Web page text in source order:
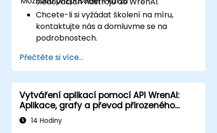
Chcete-li si vyžádat školení na míru,
kontaktujte nás a domluvme se na
podrobnostech.
Přečtěte si více...
Vytváření aplikací pomocí API WrenAI:
Aplikace, grafy a převod přirozeného
jazyka na SQL
14 Hodiny